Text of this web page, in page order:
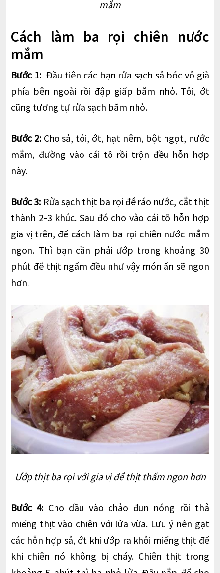
mắm
Cách làm ba rọi chiên nước
mắm
Bước 1: Đầu tiên các bạn rửa sạch sả bóc vỏ già
phía bên ngoài rồi đập giấp băm nhỏ. Tỏi, ớt
cũng tương tự rửa sạch băm nhỏ.
Bước 2:Cho sả, tỏi, ớt, hạt nêm, bột ngọt, nước
mắm, đường vào cái tô rồi trộn đều hỗn hợp
này.
Bước 3: Rửa sạch thịt ba rọi để ráo nước, cắt thịt
thành 2-3 khúc. Sau đó cho vào cái tô hỗn hợp
gia vị trên, để cách làm ba rọi chiên nước mắm
ngon. Thì bạn cần phải ướp trong khoảng 30
phút để thịt ngấm đều như vậy món ăn sẽ ngon
hơn.
Ướp thịt ba rọi với gia vị để thịt thấm ngon hơn
Bước 4: Cho dầu vào chảo đun nóng rồi thả
miếng thịt vào chiên với lửa vừa. Lưu ý nên gạt
các hỗn hợp sả, ớt khi ướp ra khỏi miếng thịt để
khi chiên nó không bị cháy. Chiên thịt trong